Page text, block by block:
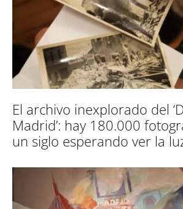
El archivo inexplorado del
Madrid’: hay 180.000
un siglo esperando ver la